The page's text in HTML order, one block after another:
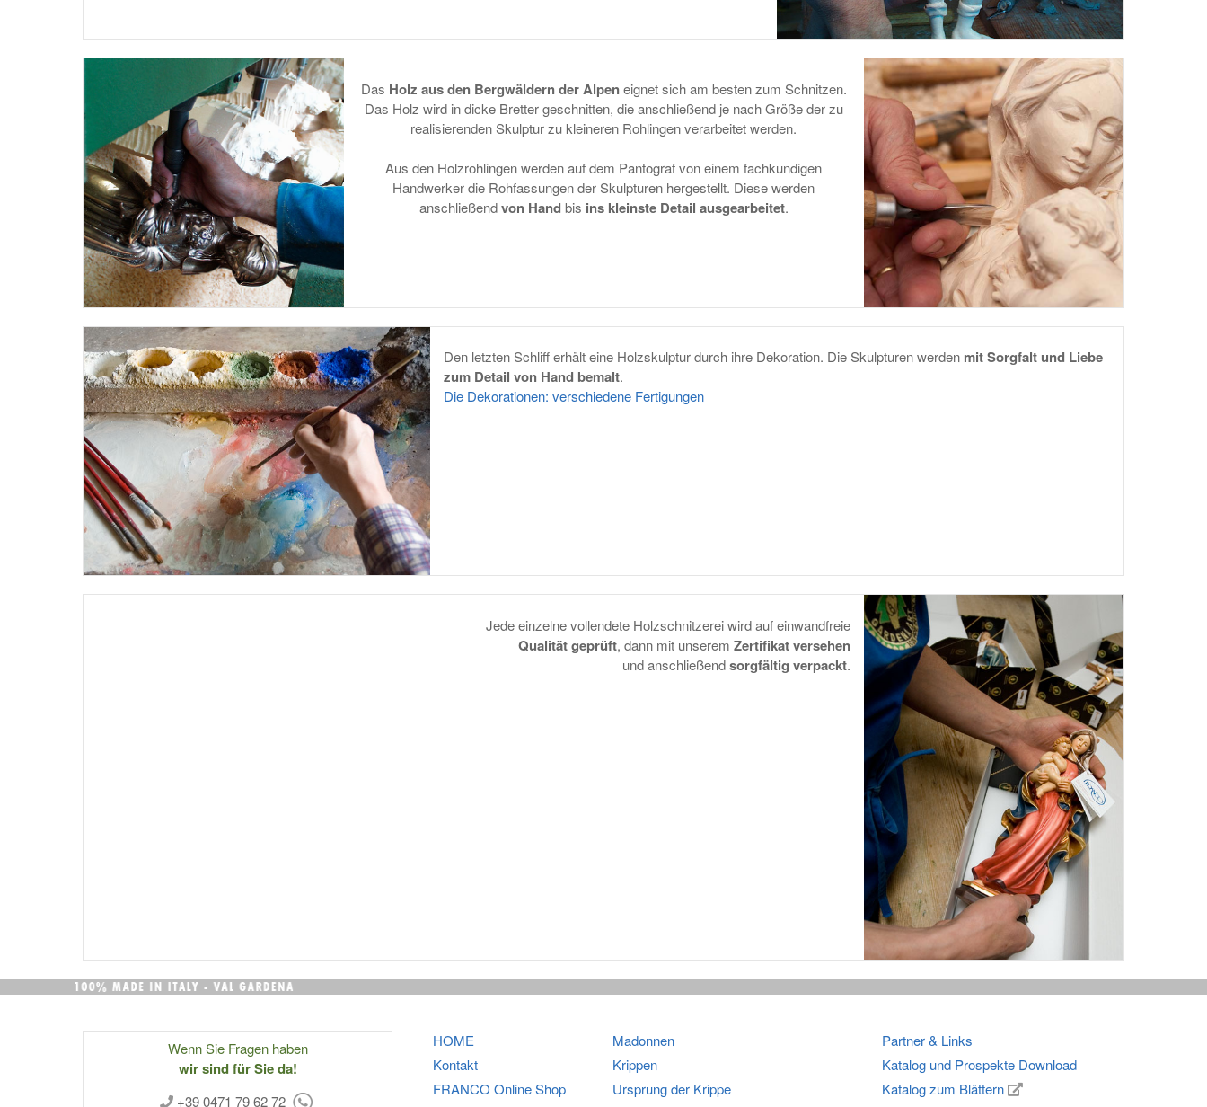
Das Holz aus den Bergwäldern der Alpeneignet sich am besten zum Schnitzen.
Das Holz wird in dicke Bretter geschnitten, die anschließend je nach Größe der zu
realisierenden Skulptur zu kleineren Rohlingen verarbeitet werden.
Aus den Holzrohlingen werden auf dem Pantograf von einem fachkundigen
Handwerker die Rohfassungen der Skulpturen hergestellt. Diese werden
anschließendvon Handbis ins kleinste Detail ausgearbeitet.
Den letzten Schliff erhält eine Holzskulptur durch ihre Dekoration. Die Skulpturen werden mit Sorgfalt und Liebe
zum Detail von Hand bemalt.
Die Dekorationen: verschiedene Fertigungen
Jede einzelne vollendete Holzschnitzerei wird auf einwandfreie
Qualität geprüft, dann mit unserem Zertifikat versehen
und anschließendsorgfältig verpackt.
Wenn Sie Fragen haben
wir sind für Sie da!
+39 0471 79 62 72
HOME
Kontakt
FRANCO Online Shop
Madonnen
Krippen
Ursprung der Krippe
Partner & Links
Katalog und Prospekte Download
Katalog zum Blättern